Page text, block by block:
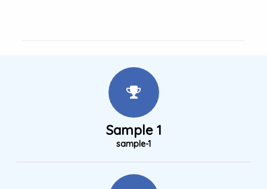
Sample 1
sample-1